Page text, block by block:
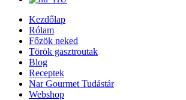
Kezdőlap
Rólam
Főzök neked
Török gasztroutak
Blog
Receptek
Nar Gourmet Tudástár
Webshop